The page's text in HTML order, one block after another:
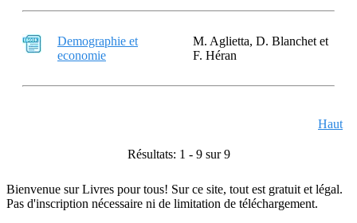
Demographie et
economie
M. Aglietta, D. Blanchet et
F. Héran
Haut
Résultats: 1 - 9 sur 9
Bienvenue sur Livres pour tous! Sur ce site, tout est gratuit et légal.
Pas d'inscription nécessaire ni de limitation de téléchargement.